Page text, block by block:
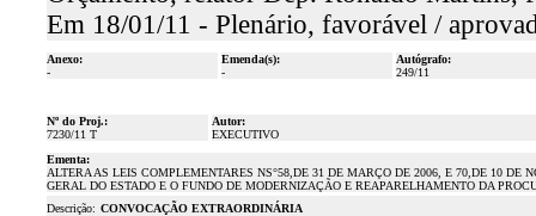
Em 18/01/11 - Plenário, favorável /
Anexo:
-
Emenda(s):
-
Autógrafo:
249/11
Nº do Proj.:
7230/11 T
Autor:
EXECUTIVO
Ementa:
ALTERA AS LEIS COMPLEMENTARES NS°58,DE 31 DE MARÇO DE 2006, E 70,DE 10
GERAL DO ESTADO E O FUNDO DE MODERNIZAÇÃO E REAPARELHAMENTO DA
Descrição: CONVOCAÇÃO EXTRAORDINÁRIA